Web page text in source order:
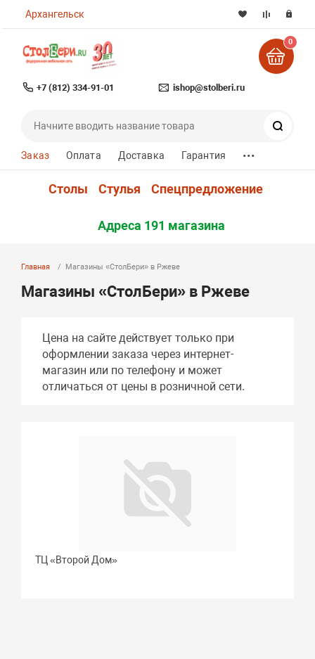
Архангельск
+7 (812) 334-91-01 ishop@stolberi.ru
0
Заказ Оплата Доставка Гарантия ...
Столы Стулья Спецпредложение
Адреса 191 магазина
Главная Магазины «СтолБери» в Ржеве
Магазины «СтолБери» в Ржеве
Цена на сайте действует только при
оформлении заказа через интернет-
магазин или по телефону и может
отличаться от цены в розничной сети.
ТЦ «Второй Дом»